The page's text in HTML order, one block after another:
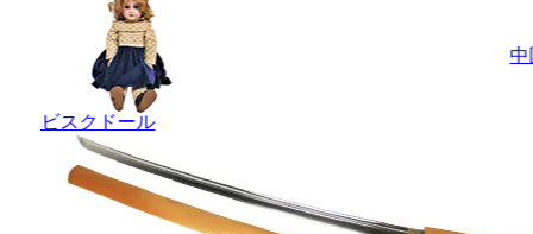
ビスクドール
中